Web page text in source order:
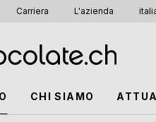
Carriera L'azienda
CHI SIAMO